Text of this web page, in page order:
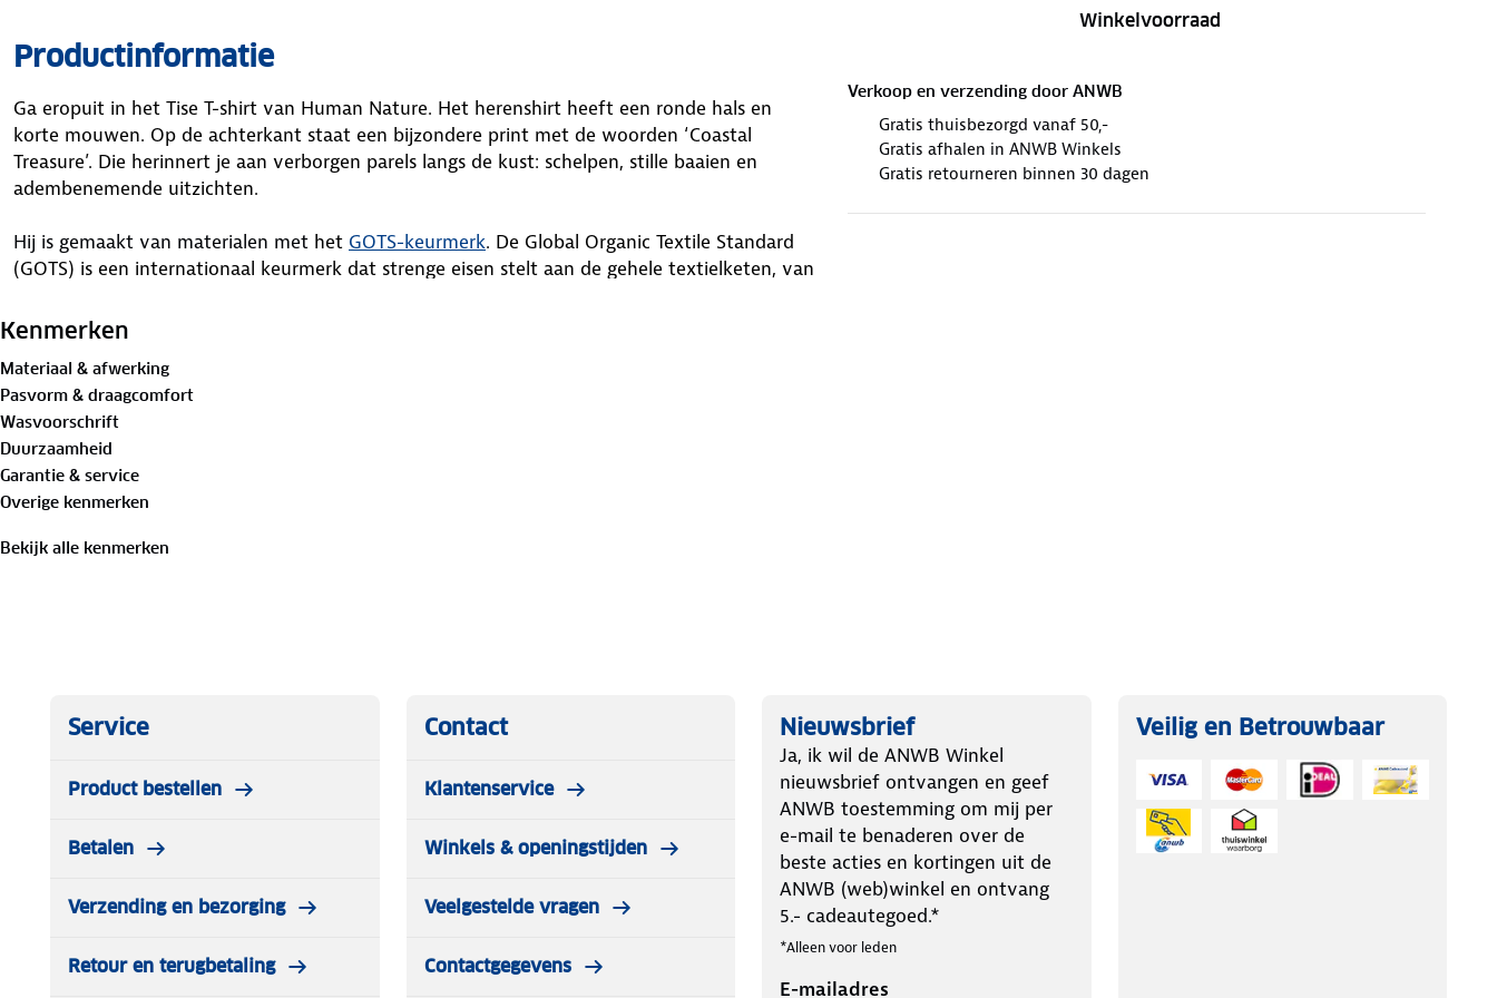
Winkelvoorraad
Verkoop en verzending door ANWB
Gratis thuisbezorgd vanaf 50,-
Gratis afhalen in ANWB Winkels
Gratis retourneren binnen 30 dagen
Productinformatie
Ga eropuit in het Tise T-shirt van Human Nature. Het herenshirt heeft een ronde hals en
korte mouwen. Op de achterkant staat een bijzondere print met de woorden ‘Coastal
Treasure’. Die herinnert je aan verborgen parels langs de kust: schelpen, stille baaien en
adembenemende uitzichten.
Hij is gemaakt van materialen met het GOTS-keurmerk. De Global Organic Textile Standard
(GOTS) is een internationaal keurmerk dat strenge eisen stelt aan de gehele textielketen, van
shirt geeft je outfit een avontuurlijke uitstraling die past bij jouw liefde voor buiten.
Materiaal
Buitenstof: 100%biologisch katoen
Is je kleding aan vervanging toe? Lever het in bij onze winkels. Wij geven er een nieuwe
bestemming aan.
Kenmerken
Materiaal & afwerking
Pasvorm & draagcomfort
Wasvoorschrift
Duurzaamheid
Garantie & service
Overige kenmerken
Bekijk alle kenmerken
Service
Product bestellen
Betalen
Verzending en bezorging
Retour en terugbetaling
Contact
Klantenservice
Winkels & openingstijden
Veelgestelde vragen
Contactgegevens
Nieuwsbrief
Ja, ik wil de ANWB Winkel
nieuwsbrief ontvangen en geef
ANWB toestemming om mij per
e-mail te benaderen over de
beste acties en kortingen uit de
ANWB (web)winkel en ontvang
5.- cadeautegoed.*
*Alleen voor leden
E-mailadres
Veilig en Betrouwbaar